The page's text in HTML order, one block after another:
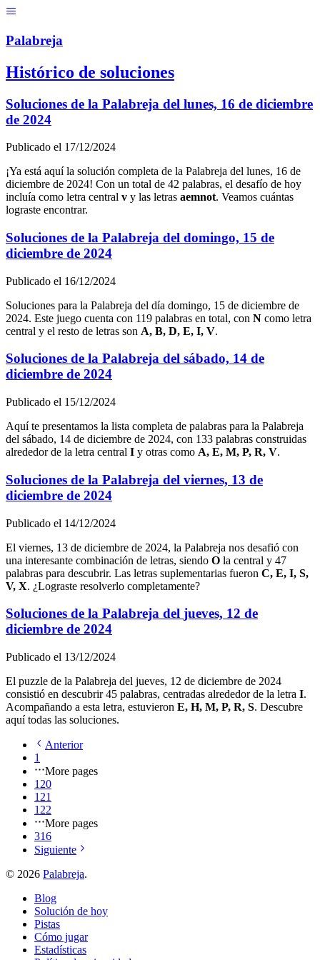
Palabreja
Histórico de soluciones
Soluciones de la Palabreja del lunes, 16 de diciembre
de 2024
Publicado el 17/12/2024
¡Ya está aquí la solución completa de la Palabreja del lunes, 16 de
diciembre de 2024! Con un total de 42 palabras, el desafío de hoy
incluía como letra central v y las letras aemnot. Veamos cuántas
lograste encontrar.
Soluciones de la Palabreja del domingo, 15 de
diciembre de 2024
Publicado el 16/12/2024
Soluciones para la Palabreja del día domingo, 15 de diciembre de
2024. Este juego cuenta con 119 palabras en total, con N como letra
central y el resto de letras son A, B, D, E, I, V.
Soluciones de la Palabreja del sábado, 14 de
diciembre de 2024
Publicado el 15/12/2024
Aquí te presentamos la lista completa de palabras para la Palabreja
del sábado, 14 de diciembre de 2024, con 133 palabras construidas
alrededor de la letra central I y otras como A, E, M, P, R, V.
Soluciones de la Palabreja del viernes, 13 de
diciembre de 2024
Publicado el 14/12/2024
El viernes, 13 de diciembre de 2024, la Palabreja nos desafió con
una interesante combinación de letras, siendo O la central y 47
palabras para descubrir. Las letras suplementarias fueron C, E, I, S,
V, X. ¿Lograste resolverlo completamente?
Soluciones de la Palabreja del jueves, 12 de
diciembre de 2024
Publicado el 13/12/2024
El puzzle de la Palabreja del jueves, 12 de diciembre de 2024
consistió en descubrir 45 palabras, centradas alrededor de la letra I.
Acompañando a esta letra, estuvieron E, H, M, P, R, S. Descubre
aquí todas las soluciones.
Anterior
1
More pages
120
121
122
More pages
316
Siguiente
© 2026 Palabreja.
Blog
Solución de hoy
Pistas
Cómo jugar
Estadísticas